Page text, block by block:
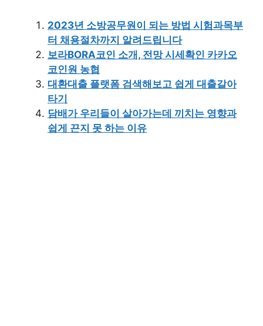
2023년 소방공무원이 되는 방법 시험과목부
터 채용절차까지 알려드립니다
보라BORA코인 소개, 전망 시세확인 카카오
코인원 농협
대환대출 플랫폼 검색해보고 쉽게 대출갈아
타기
담배가 우리들이 살아가는데 끼치는 영향과
쉽게 끈지 못 하는 이유